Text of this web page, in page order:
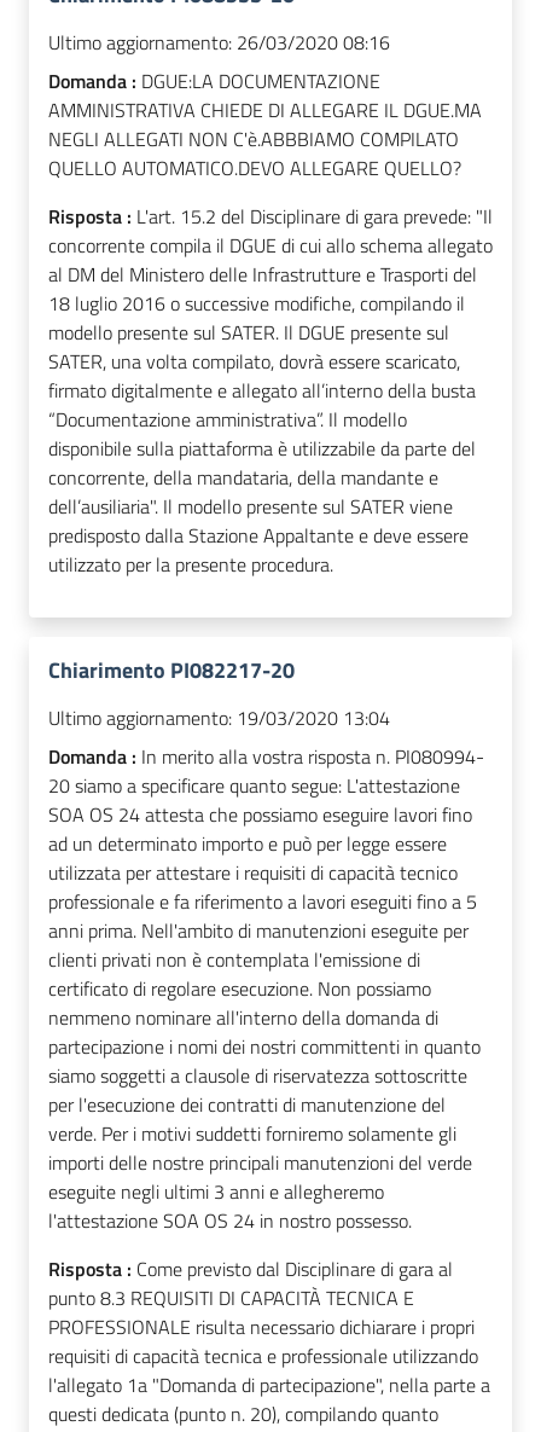
Ultimo aggiornamento: 26/03/2020 08:16
Domanda : DGUE:LA DOCUMENTAZIONE
AMMINISTRATIVA CHIEDE DI ALLEGARE IL DGUE.MA
NEGLI ALLEGATI NON C'è.ABBBIAMO COMPILATO
QUELLO AUTOMATICO.DEVO ALLEGARE QUELLO?
Risposta : L'art. 15.2 del Disciplinare di gara prevede: "Il
concorrente compila il DGUE di cui allo schema allegato
al DM del Ministero delle Infrastrutture e Trasporti del
18 luglio 2016 o successive modifiche, compilando il
modello presente sul SATER. Il DGUE presente sul
SATER, una volta compilato, dovrà essere scaricato,
firmato digitalmente e allegato all’interno della busta
“Documentazione amministrativa”. Il modello
disponibile sulla piattaforma è utilizzabile da parte del
concorrente, della mandataria, della mandante e
dell’ausiliaria". Il modello presente sul SATER viene
predisposto dalla Stazione Appaltante e deve essere
utilizzato per la presente procedura.
Chiarimento PI082217-20
Ultimo aggiornamento: 19/03/2020 13:04
Domanda : In merito alla vostra risposta n. PI080994-
20 siamo a specificare quanto segue: L'attestazione
SOA OS 24 attesta che possiamo eseguire lavori fino
ad un determinato importo e può per legge essere
utilizzata per attestare i requisiti di capacità tecnico
professionale e fa riferimento a lavori eseguiti fino a 5
anni prima. Nell'ambito di manutenzioni eseguite per
clienti privati non è contemplata l'emissione di
certificato di regolare esecuzione. Non possiamo
nemmeno nominare all'interno della domanda di
partecipazione i nomi dei nostri committenti in quanto
siamo soggetti a clausole di riservatezza sottoscritte
per l'esecuzione dei contratti di manutenzione del
verde. Per i motivi suddetti forniremo solamente gli
importi delle nostre principali manutenzioni del verde
eseguite negli ultimi 3 anni e allegheremo
l'attestazione SOA OS 24 in nostro possesso.
Risposta : Come previsto dal Disciplinare di gara al
punto 8.3 REQUISITI DI CAPACITÀ TECNICA E
PROFESSIONALE risulta necessario dichiarare i propri
requisiti di capacità tecnica e professionale utilizzando
l'allegato 1a "Domanda di partecipazione", nella parte a
questi dedicata (punto n. 20), compilando quanto